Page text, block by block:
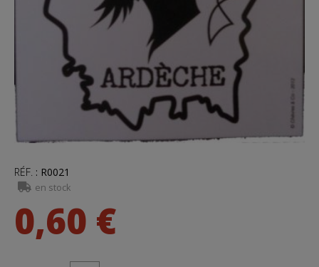
RÉF. : R0021
en stock
0,60 €